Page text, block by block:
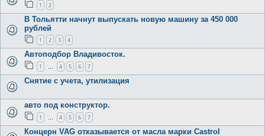
1 2
В Тольятти начнут выпускать новую машину за 450 000
рублей
1 2 3 4
Автоподбор Владивосток.
1 … 4 5 6 7
Снятие с учета, утилизация
авто под конструктор.
1 … 4 5 6 7
Концерн VAG отказывается от масла марки Castrol